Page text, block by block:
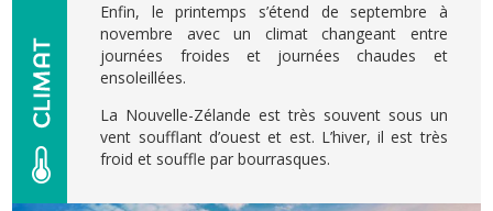
Enfin, le printemps s’étend de septembre à
novembre avec un climat changeant entre
journées froides et journées chaudes et
ensoleillées.
La Nouvelle-Zélande est très souvent sous un
vent soufflant d’ouest et est. L’hiver, il est très
froid et souffle par bourrasques.